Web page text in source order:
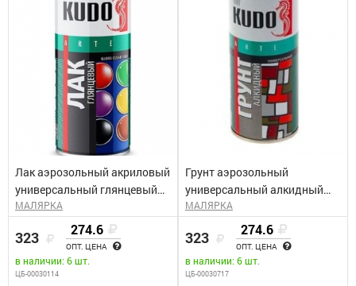
Лак аэрозольный акриловый
универсальный глянцевый
КУДО KU-9002 (0,52л)
МАЛЯРКА
323 274.6
ОПТ. ЦЕНА
в наличии: 6 шт.
ЦБ-00030114
Грунт аэрозольный
универсальный алкидный
черный КУДО KU-2003 (0,52л)
МАЛЯРКА
323 274.6
ОПТ. ЦЕНА
в наличии: 6 шт.
ЦБ-00030717